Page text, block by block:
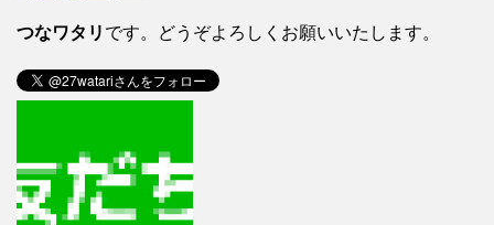
つなワタリ です。どうぞよろしくお願いいたします。